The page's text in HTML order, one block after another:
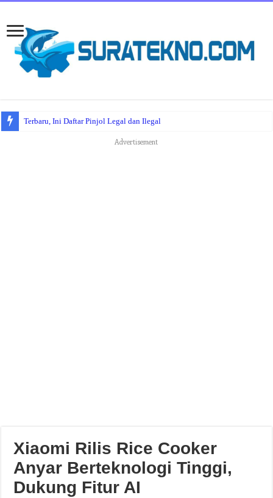
Terbaru, Ini Daftar Pinjol Legal dan Ilegal
Advertisement
Xiaomi Rilis Rice Cooker
Anyar Berteknologi Tinggi,
Dukung Fitur AI